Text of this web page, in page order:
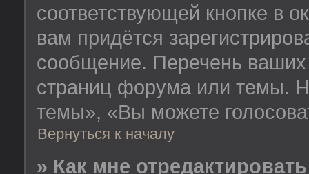
соответствующей кнопке в
вам придётся
сообщение. Перечень ваших
страниц форума или темы.
темы», «Вы можете
Вернуться к началу
» Как мне